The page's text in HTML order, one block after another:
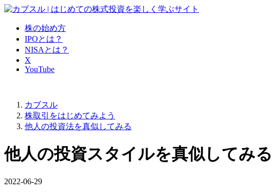
株の始め方
IPOとは？
NISAとは？
X
YouTube
カブスル
株取引をはじめてみよう
他人の投資法を真似してみる
他人の投資スタイルを真似してみる
2022-06-29